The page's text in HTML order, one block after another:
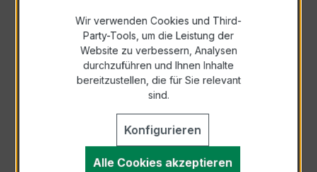
Zur Sammelanfrage hinzufügen
Anfrage telefonisch
Als PDF exportieren
Wir verwenden Cookies und Third-
Party-Tools, um die Leistung der
Website zu verbessern, Analysen
durchzuführen und Ihnen Inhalte
bereitzustellen, die für Sie relevant
sind.
Konfigurieren
Alle Cookies akzeptieren